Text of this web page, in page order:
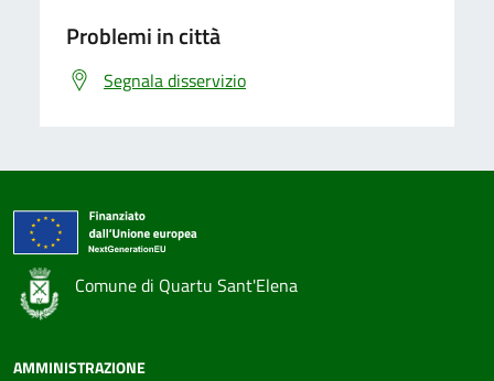
Problemi in città
Segnala disservizio
Comune di Quartu Sant'Elena
AMMINISTRAZIONE